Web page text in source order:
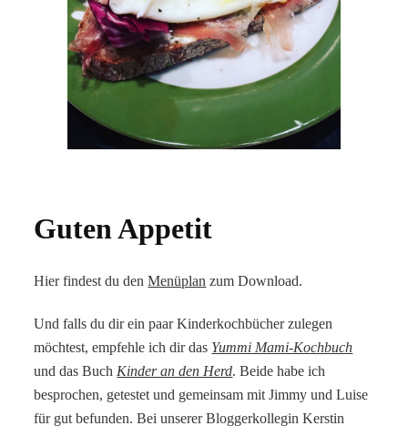
Guten Appetit
Hier findest du denMenüplan zum Download.
Und falls du dir ein paar Kinderkochbücher zulegen
möchtest, empfehle ich dir das Yummi Mami-Kochbuch
und das Buch Kinder an den Herd. Beide habe ich
besprochen, getestet und gemeinsam mit Jimmy und Luise
für gut befunden. Bei unserer Bloggerkollegin Kerstin